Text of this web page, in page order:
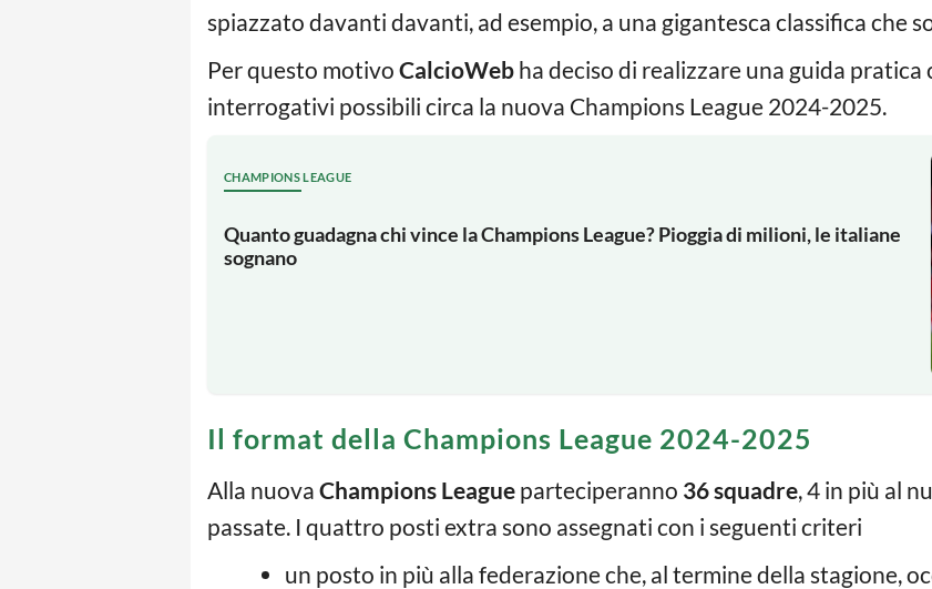
spiazzato davanti davanti, ad esempio, a una gigantesca classifica che
Per questo motivo CalcioWeb ha deciso di realizzare una guida
interrogativi possibili circa la nuova Champions League 2024-2025.
CHAMPIONS LEAGUE
Quanto guadagna chi vince la Champions League? Pioggia di milioni, le italiane
sognano
Il format della Champions League 2024-2025
Alla nuova Champions League parteciperanno 36 squadre, 4 in più al
passate. I quattro posti extra sono assegnati con i seguenti criteri
un posto in più alla federazione che, al termine della stagione,